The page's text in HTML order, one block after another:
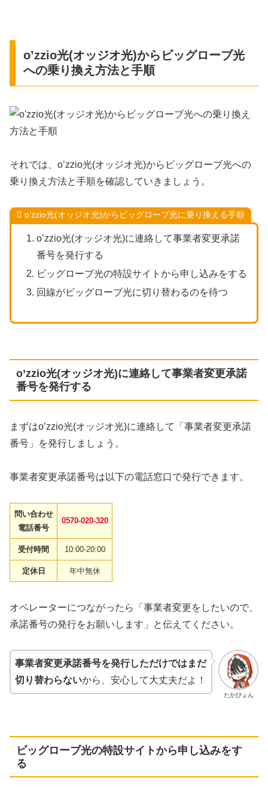
o’zzio光(オッジオ光)からビッグローブ光
への乗り換え方法と手順
それでは、o’zzio光(オッジオ光)からビッグローブ光への
乗り換え方法と手順を確認していきましょう。
o’zzio光(オッジオ光)からビッグローブ光に乗り換える手順
o’zzio光(オッジオ光)に連絡して事業者変更承諾
番号を発行する
ビッグローブ光の特設サイトから申し込みをする
回線がビッグローブ光に切り替わるのを待つ
o’zzio光(オッジオ光)に連絡して事業者変更承諾
番号を発行する
まずはo’zzio光(オッジオ光)に連絡して「事業者変更承諾
番号」を発行しましょう。
事業者変更承諾番号は以下の電話窓口で発行できます。
問い合わせ
電話番号
0570-020-320
受付時間 10:00-20:00
定休日 年中無休
オペレーターにつながったら「事業者変更をしたいので、
承諾番号の発行をお願いします」と伝えてください。
たかぴょん
事業者変更承諾番号を発行しただけではまだ
切り替わらないから、安心して大丈夫だよ！
ビッグローブ光の特設サイトから申し込みをす
る